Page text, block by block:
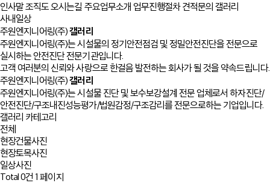
인사말조직도오시는길 주요업무소개 업무진행절차 견적문의 갤러리
사내일상
주원엔지니어링(주)갤러리
주원엔지니어링(주)는 시설물의 정기안전점검 및 정밀안전진단을 전문으로
실시하는 안전진단 전문기관입니다.
고객 여러분의 신뢰와 사랑으로 한걸음 발전하는 회사가 될 것을 약속드립니다.
주원엔지니어링(주)갤러리
주원엔지니어링(주)는 시설물 진단 및 보수보강설계 전문 업체로서 하자진단/
안전진단/구조내진성능평가/법원감정/구조감리를 전문으로하는 기업입니다.
갤러리 카테고리
전체
현장건물사진
현장토목사진
일상사진
Total 0건 1 페이지